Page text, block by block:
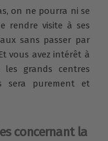
on ne pourra ni se
rendre visite à ses
sans passer par
vous avez intérêt à
grands centres
sera purement et
concernant la